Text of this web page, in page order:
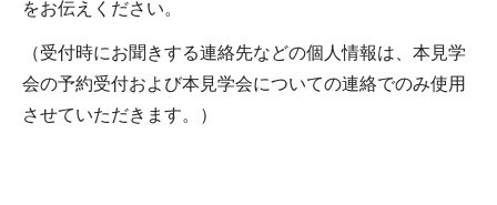
をお伝えください。
（受付時にお聞きする連絡先などの個人情報は、本見学
会の予約受付および本見学会についての連絡でのみ使用
させていただきます。）